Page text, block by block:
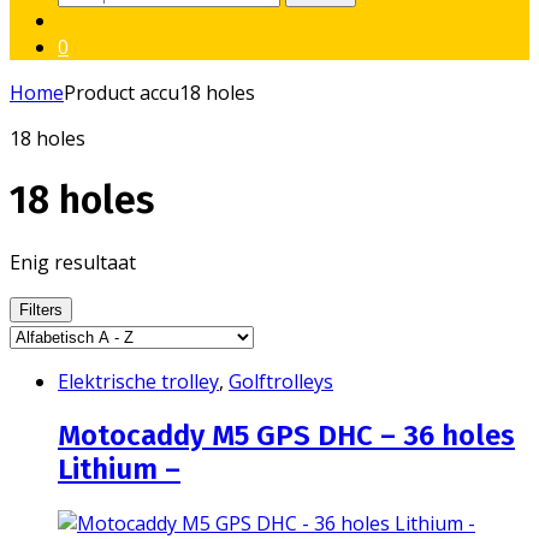
0
HomeProduct accu18 holes
18 holes
18 holes
Enig resultaat
Filters
Elektrische trolley, Golftrolleys
Motocaddy M5 GPS DHC – 36 holes
Lithium –